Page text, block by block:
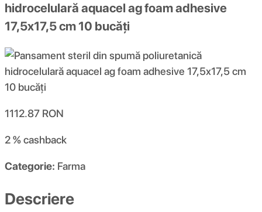
hidrocelulară aquacel ag foam adhesive
17,5x17,5 cm 10 bucăți
1112.87 RON
2 %cashback
Categorie: Farma
Descriere